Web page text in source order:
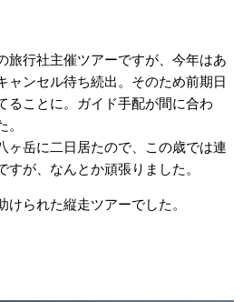
旅行社主催ツアーですが、今年はあ
ャンセル待ち続出。そのため前期日
ることに。ガイド手配が間に合わ
ヶ岳に二日居たので、この歳では連
が、なんとか頑張りました。
けられた縦走ツアーでした。